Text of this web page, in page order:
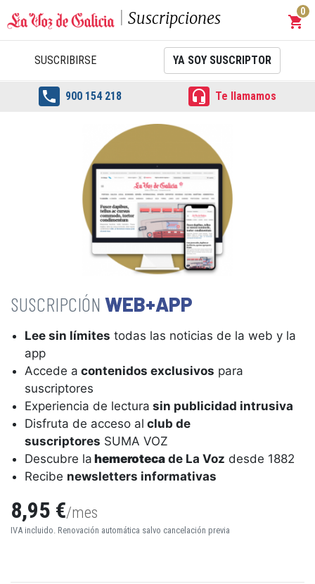
Suscripciones shopping_cart
0
SUSCRIBIRSE YA SOY SUSCRIPTOR
 900 154 218  Te llamamos
WEB+APP
Lee sin límites todas las noticias de la web y la
app
Accede a contenidos exclusivos para
suscriptores
Experiencia de lectura sin publicidad intrusiva
Disfruta de acceso al club de
suscriptores SUMA VOZ
Descubre la hemeroteca de La Voz desde 1882
Recibe newsletters informativas
8,95 €/mes
IVA incluido. Renovación automática salvo cancelación previa